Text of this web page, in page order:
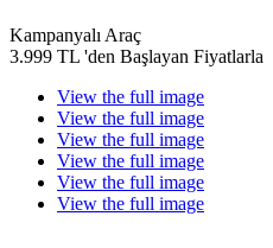
Kampanyalı Araç
3.999 TL 'den Başlayan Fiyatlarla
View the full image
View the full image
View the full image
View the full image
View the full image
View the full image